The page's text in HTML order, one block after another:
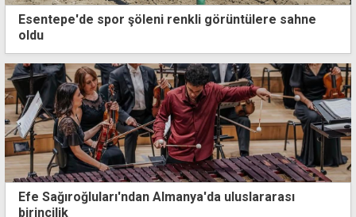
Esentepe'de spor şöleni renkli görüntülere sahne
oldu
Efe Sağıroğluları'ndan Almanya'da uluslararası
birincilik